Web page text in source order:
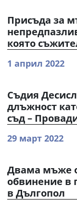
Присъда за
която
1 април 2022
Съдия
длъжност
съд –
29 март 2022
Двама мъже
обвинение в
в Дългопол